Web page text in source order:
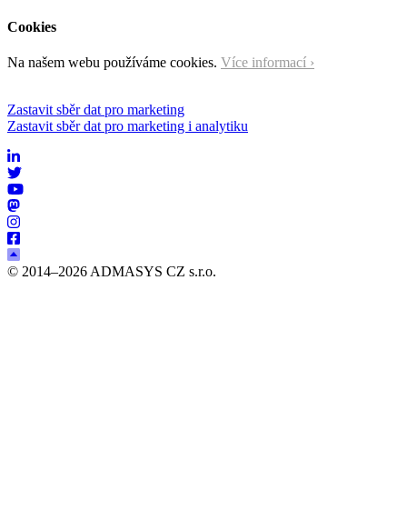
Cookies
Na našem webu používáme cookies. Více informací ›
Zastavit sběr dat pro marketing
Zastavit sběr dat pro marketing i analytiku
© 2014–2026 ADMASYS CZ s.r.o.